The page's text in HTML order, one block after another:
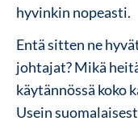
hyvinkin nopeasti.
Entä sitten ne
johtajat? Mikä
käytännössä koko
Usein